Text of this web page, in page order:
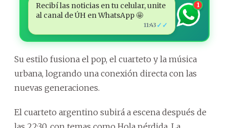
Recibí las noticias en tu celular, unite
al canal de ÚH en WhatsApp 🤩
11:43 ✓✓
1
Su estilo fusiona el pop, el cuarteto y la música
urbana, logrando una conexión directa con las
nuevas generaciones.
El cuarteto argentino subirá a escena después de